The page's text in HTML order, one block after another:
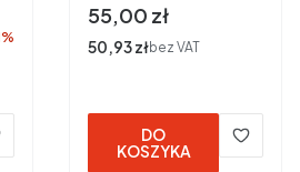
Cena
55,00 zł
Cena
50,93 złbez VAT
DO
KOSZYKA